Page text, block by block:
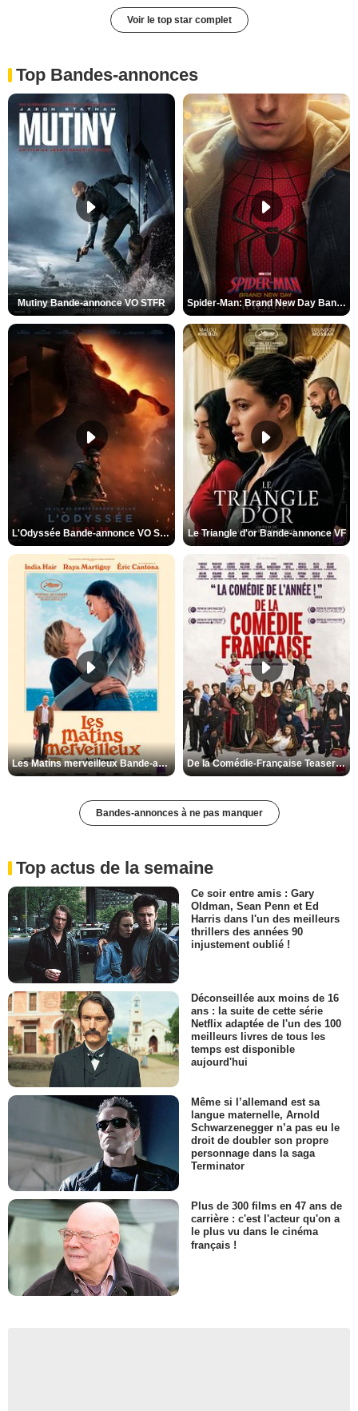
Voir le top star complet
Top Bandes-annonces
Mutiny Bande-annonce VO STFR Spider-Man: Brand New Day Bande-annonce VO STFR
L'Odyssée Bande-annonce VO STFR Le Triangle d'or Bande-annonce VF
Les Matins merveilleux Bande-annonce VF De la Comédie-Française Teaser VF
Bandes-annonces à ne pas manquer
Top actus de la semaine
Ce soir entre amis : Gary
Oldman, Sean Penn et Ed
Harris dans l'un des meilleurs
thrillers des années 90
injustement oublié !
Déconseillée aux moins de 16
ans : la suite de cette série
Netflix adaptée de l'un des 100
meilleurs livres de tous les
temps est disponible
aujourd'hui
Même si l’allemand est sa
langue maternelle, Arnold
Schwarzenegger n’a pas eu le
droit de doubler son propre
personnage dans la saga
Terminator
Plus de 300 films en 47 ans de
carrière : c'est l'acteur qu'on a
le plus vu dans le cinéma
français !